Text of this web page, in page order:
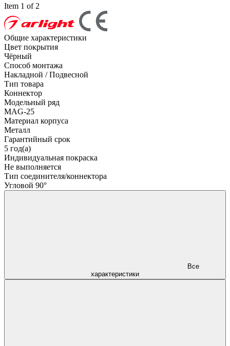
Item 1 of 2
Общие характеристики
Цвет покрытия
Чёрный
Способ монтажа
Накладной / Подвесной
Тип товара
Коннектор
Модельный ряд
MAG-25
Материал корпуса
Металл
Гарантийный срок
5 год(а)
Индивидуальная покраска
Не выполняется
Тип соединителя/коннектора
Угловой 90°
характеристики